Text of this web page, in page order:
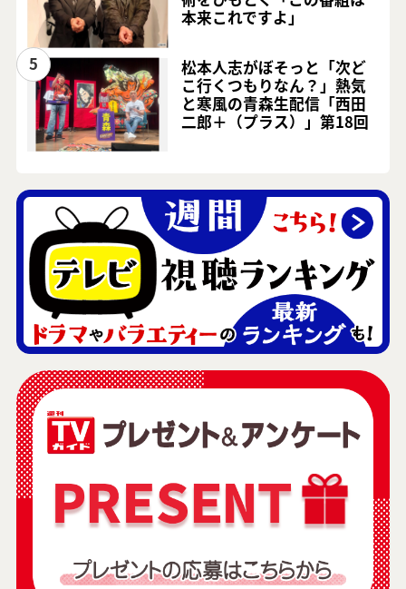
本来これですよ」
5
松本人志がぼそっと「次ど
こ行くつもりなん？」熱気
と寒風の青森生配信「西田
二郎＋（プラス）」第18回